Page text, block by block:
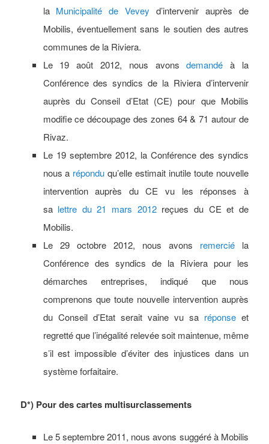
la Municipalité de Vevey d’intervenir auprès de
Mobilis, éventuellement sans le soutien des autres
communes de la Riviera.
Le 19 août 2012, nous avonsdemandé à la
Conférence des syndics de la Riviera d’intervenir
auprès du Conseil d’Etat (CE) pour que Mobilis
modifie ce découpage des zones 64 & 71 autour de
Rivaz.
Le 19 septembre 2012, la Conférence des syndics
nous a répondu qu’elle estimait inutile toute nouvelle
intervention auprès du CE vu les réponses à
sa lettre du 21 mars 2012reçues du CE et de
Mobilis.
Le 29 octobre 2012, nous avons remerciéla
Conférence des syndics de la Riviera pour les
démarches entreprises, indiqué que nous
comprenons que toute nouvelle intervention auprès
du Conseil d’Etat serait vaine vu sa réponseet
regretté que l’inégalité relevée soit maintenue, même
s’il est impossible d’éviter des injustices dans un
système forfaitaire.
D*) Pour des cartes multisurclassements
Le 5 septembre 2011, nous avons suggéré à Mobilis